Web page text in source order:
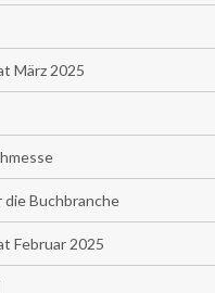
März 2025
die Buchbranche
Februar 2025